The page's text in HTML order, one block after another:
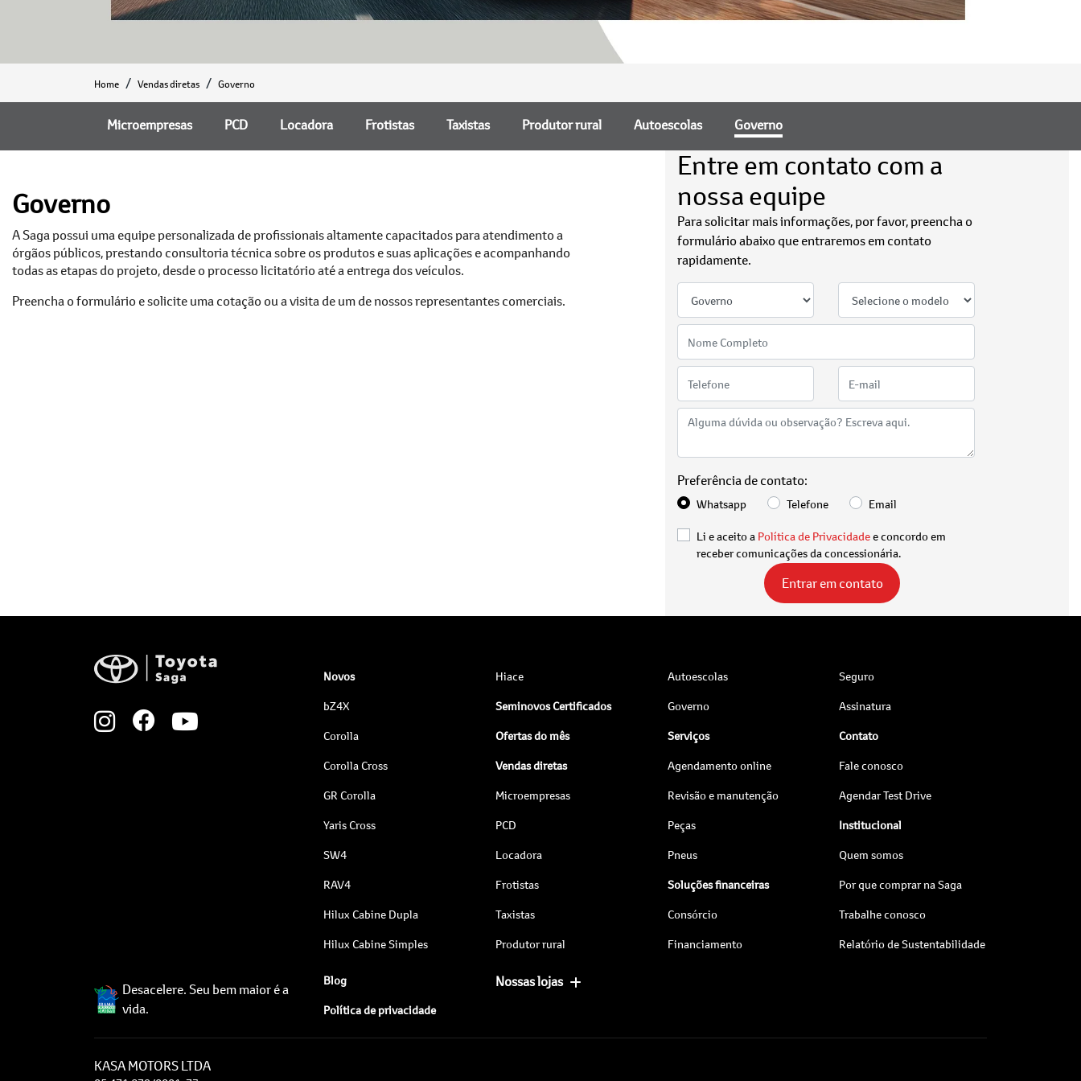
Home Vendas diretas Governo
Microempresas PCD Locadora Frotistas Taxistas Produtor rural Autoescolas Governo
Governo
A Saga possui uma equipe personalizada de profissionais altamente capacitados para atendimento a
órgãos públicos, prestando consultoria técnica sobre os produtos e suas aplicações e acompanhando
todas as etapas do projeto, desde o processo licitatório até a entrega dos veículos.
Preencha o formulário e solicite uma cotação ou a visita de um de nossos representantes comerciais.
Entre em contato com a
nossa equipe
Para solicitar mais informações, por favor, preencha o
formulário abaixo que entraremos em contato
rapidamente.
Preferência de contato:
Whatsapp Telefone Email
Li e aceito a Política de Privacidadee concordo em
receber comunicações da concessionária.
Entrar em contato
Desacelere. Seu bem maior é a
vida.
Novos
bZ4X
Corolla
Corolla Cross
GR Corolla
Yaris Cross
SW4
RAV4
Hilux Cabine Dupla
Hilux Cabine Simples
Hiace
Seminovos Certificados
Ofertas do mês
Vendas diretas
Microempresas
PCD
Locadora
Frotistas
Taxistas
Produtor rural
Autoescolas
Governo
Serviços
Agendamento online
Revisão e manutenção
Peças
Pneus
Soluções financeiras
Consórcio
Financiamento
Seguro
Assinatura
Contato
Fale conosco
Agendar Test Drive
Institucional
Quem somos
Por que comprar na Saga
Trabalhe conosco
Relatório de Sustentabilidade
Blog
Política de privacidade
Nossas lojas
KASA MOTORS LTDA